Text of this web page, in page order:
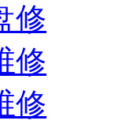
修
修
修